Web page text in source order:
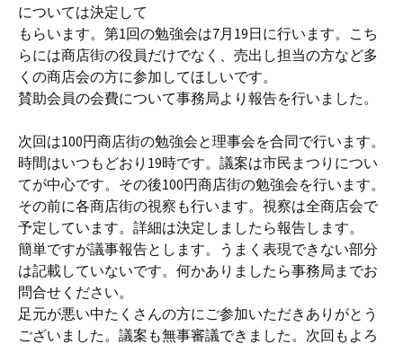
については決定して
もらいます。第1回の勉強会は7月19日に行います。こち
らには商店街の役員だけでなく、売出し担当の方など多
くの商店会の方に参加してほしいです。
賛助会員の会費について事務局より報告を行いました。
次回は100円商店街の勉強会と理事会を合同で行います。
時間はいつもどおり19時です。議案は市民まつりについ
てが中心です。その後100円商店街の勉強会を行います。
その前に各商店街の視察も行います。視察は全商店会で
予定しています。詳細は決定しましたら報告します。
簡単ですが議事報告とします。うまく表現できない部分
は記載していないです。何かありましたら事務局までお
問合せください。
足元が悪い中たくさんの方にご参加いただきありがとう
ございました。議案も無事審議できました。次回もよろ